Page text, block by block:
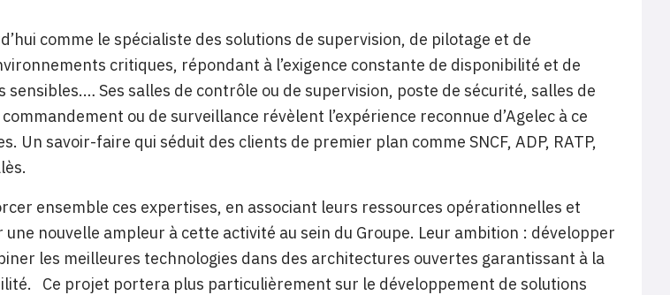
comme le spécialiste des solutions de supervision, de pilotage et de
critiques, répondant à l’exigence constante de disponibilité et de
Ses salles de contrôle ou de supervision, poste de sécurité, salles de
ou de surveillance révèlent l’expérience reconnue d’Agelec à ce
Un savoir-faire qui séduit des clients de premier plan comme SNCF, ADP, RATP,
ensemble ces expertises, en associant leurs ressources opérationnelles et
nouvelle ampleur à cette activité au sein du Groupe. Leur ambition : développer
les meilleures technologies dans des architectures ouvertes garantissant à la
Ce projet portera plus particulièrement sur le développement de solutions